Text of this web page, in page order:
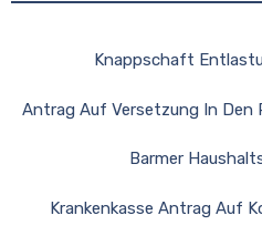
Knappschaft
Antrag Auf Versetzung In Den
Barmer
Krankenkasse Antrag Auf